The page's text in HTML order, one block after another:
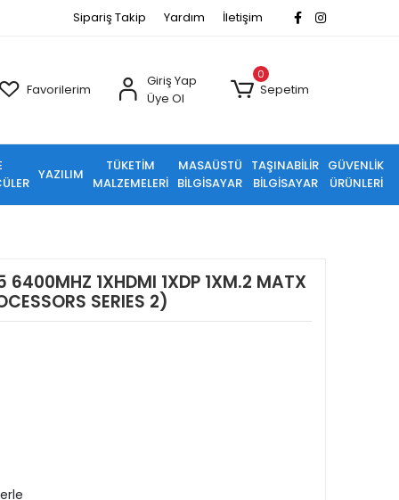
Sipariş Takip Yardım İletişim
Favorilerim
Giriş Yap
Üye Ol
0
Sepetim
YAZILIM
TÜKETİM
MALZEMELERİ
MASAÜSTÜ
BİLGİSAYAR
TAŞINABİLİR
BİLGİSAYAR
GÜVENLİK
ÜRÜNLERİ
6400MHZ 1XHDMI 1XDP 1XM.2 MATX
SERIES 2)